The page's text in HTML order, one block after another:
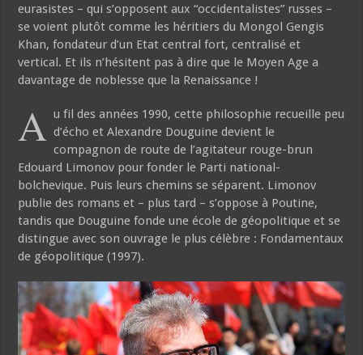
eurasistes – qui s’opposent aux “occidentalistes” russes –
se voient plutôt comme les héritiers du Mongol Gengis
Khan, fondateur d’un Etat central fort, centralisé et
vertical. Et ils n’hésitent pas à dire que le Moyen Age a
davantage de noblesse que la Renaissance !
A u fil des années 1990, cette philosophie recueille peu
d’écho et Alexandre Douguine devient le
compagnon de route de l’agitateur rouge-brun
Edouard Limonov pour fonder le Parti national-
bolchevique. Puis leurs chemins se séparent. Limonov
publie des romans et – plus tard – s’oppose à Poutine,
tandis que Douguine fonde une école de géopolitique et se
distingue avec son ouvrage le plus célèbre : Fondamentaux
de géopolitique (1997).